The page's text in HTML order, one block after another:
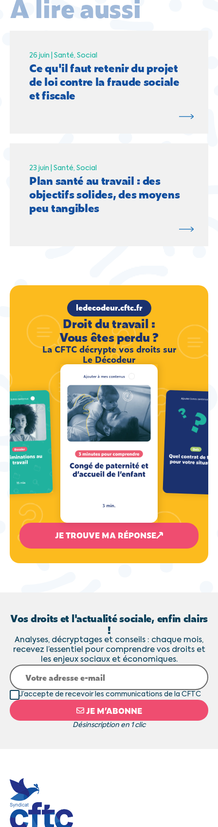
À lire aussi
26 juin | Santé Social
Ce qu'il faut retenir du projet
de loi contre la fraude sociale
et fiscale
23 juin | Santé Social
Plan santé au travail : des
objectifs solides, des moyens
peu tangibles
ledecodeur.cftc.fr
Droit du travail :
Vous êtes perdu ?
La CFTC décrypte vos droits sur
Le Décodeur
JE TROUVE MA RÉPONSE
Vos droits et l'actualité sociale, enfin clairs
!
Analyses, décryptages et conseils : chaque mois,
recevez l’essentiel pour comprendre vos droits et
les enjeux sociaux et économiques.
JE M’ABONNE
Désinscription en 1 clic
J’accepte de recevoir les communications de la CFTC